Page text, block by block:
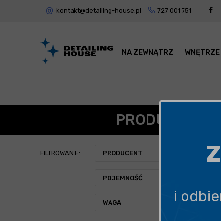
kontakt@detailing-house.pl 727 001 751
NA ZEWNĄTRZ WNĘTRZE
PRODUKTY
FILTROWANIE: PRODUCENT
POJEMNOŚĆ
WAGA i